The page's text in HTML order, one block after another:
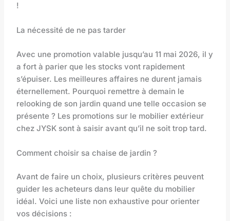
!
La nécessité de ne pas tarder
Avec une promotion valable jusqu’au 11 mai 2026, il y
a fort à parier que les stocks vont rapidement
s’épuiser. Les meilleures affaires ne durent jamais
éternellement. Pourquoi remettre à demain le
relooking de son jardin quand une telle occasion se
présente ? Les promotions sur le mobilier extérieur
chez JYSK sont à saisir avant qu’il ne soit trop tard.
Comment choisir sa chaise de jardin ?
Avant de faire un choix, plusieurs critères peuvent
guider les acheteurs dans leur quête du mobilier
idéal. Voici une liste non exhaustive pour orienter
vos décisions :